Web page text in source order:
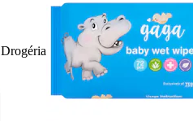
Drogéria